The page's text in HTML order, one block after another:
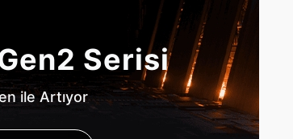
Serisi
ile Artıyor